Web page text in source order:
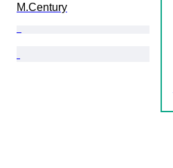
M.Century